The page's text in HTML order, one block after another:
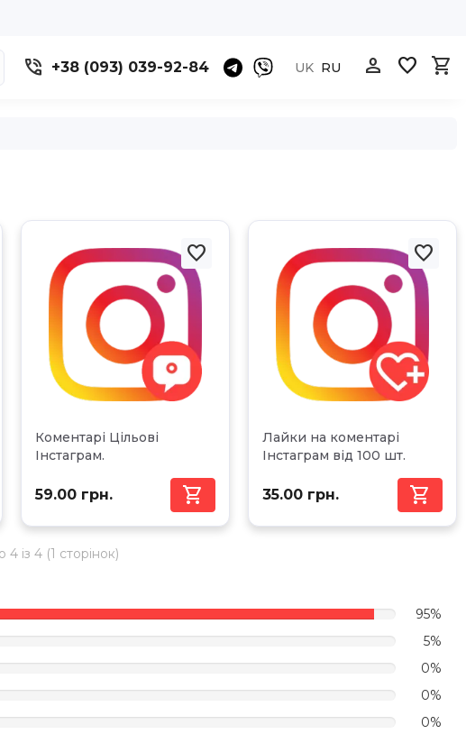
 +38 (093) 039-92-84 UK RU   

Коментарі Цільові
Інстаграм.
59.00 грн. 

Лайки на коментарі
Інстаграм від 100 шт.
35.00 грн. 
із 4 (1 сторінок)
95%
5%
0%
0%
0%